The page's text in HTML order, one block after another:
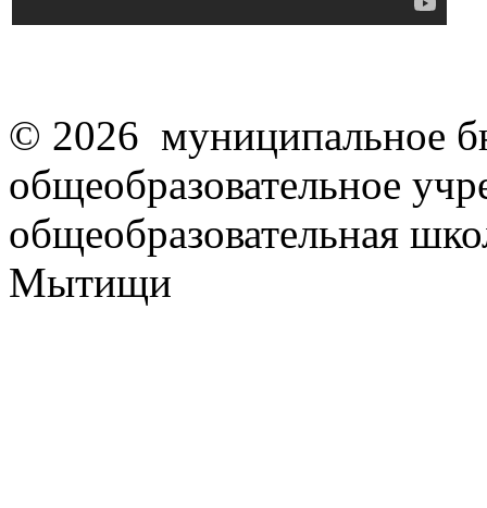
© 2026 муниципальное
общеобразовательное
общеобразовательная
Мытищи